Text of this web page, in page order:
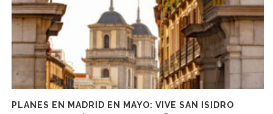
PLANES EN MADRID EN MAYO: VIVE SAN ISIDRO